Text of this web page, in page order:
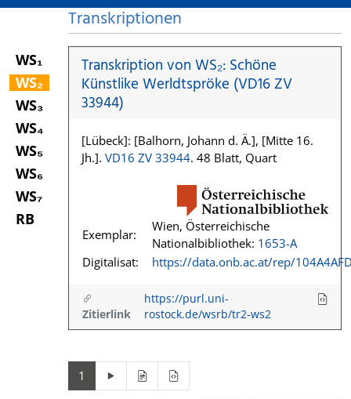
WS₁
WS₂
WS₃
WS₄
WS₅
WS₆
WS₇
RB
Transkriptionen
Transkription von WS₂: Schöne
Künstlike Werldtspröke (VD16 ZV
33944)
[Lübeck]: [Balhorn, Johann d. Ä.], [Mitte 16.
Jh.]. VD16 ZV 33944. 48 Blatt, Quart
Exemplar:
Wien, Österreichische
Nationalbibliothek: 1653-A
Digitalisat:
https://data.onb.ac.at/rep/
Zitierlink
https://purl.uni-
rostock.de/wsrb/tr2-ws2
1